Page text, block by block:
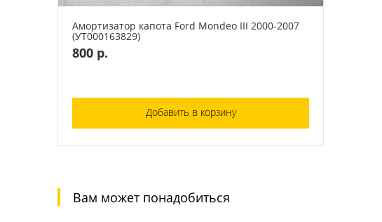
Амортизатор капота Ford Mondeo III 2000-2007
(УТ000163829)
800 р.
Добавить в корзину
Вам может понадобиться